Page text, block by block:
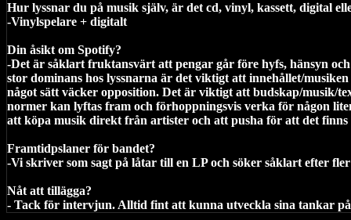
Hur lyssnar du på musik själv, är det cd, vinyl, kassett, digital
-Vinylspelare + digitalt
Din åsikt om Spotify?
-Det är såklart fruktansvärt att pengar går före hyfs, hänsyn
stor dominans hos lyssnarna är det viktigt att innehållet/
något sätt väcker opposition. Det är viktigt att budskap/musik/
normer kan lyftas fram och förhoppningsvis verka för någon
att köpa musik direkt från artister och att pusha för att det
Framtidpslaner för bandet?
-Vi skriver som sagt på låtar till en LP och söker såklart efter
Nåt att tillägga?
- Tack för intervjun. Alltid fint att kunna utveckla sina tankar